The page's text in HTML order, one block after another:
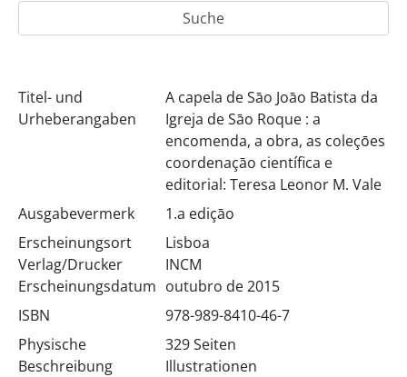
Titel- und
Urheberangaben
A capela de Sāo Joāo Batista da
Igreja de Sāo Roque : a
encomenda, a obra, as coleçōes
coordenaçāo científica e
editorial: Teresa Leonor M. Vale
Ausgabevermerk
1.a ediçāo
Erscheinungsort
Verlag/Drucker
Erscheinungsdatum
Lisboa
INCM
outubro de 2015
ISBN
978-989-8410-46-7
Physische
Beschreibung
329 Seiten
Illustrationen